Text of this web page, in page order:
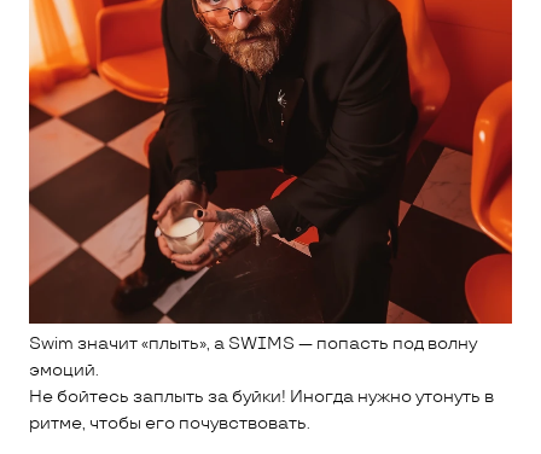
Swim значит «плыть», а SWIMS — попасть под волну
эмоций.
Не бойтесь заплыть за буйки! Иногда нужно утонуть в
ритме, чтобы его почувствовать.